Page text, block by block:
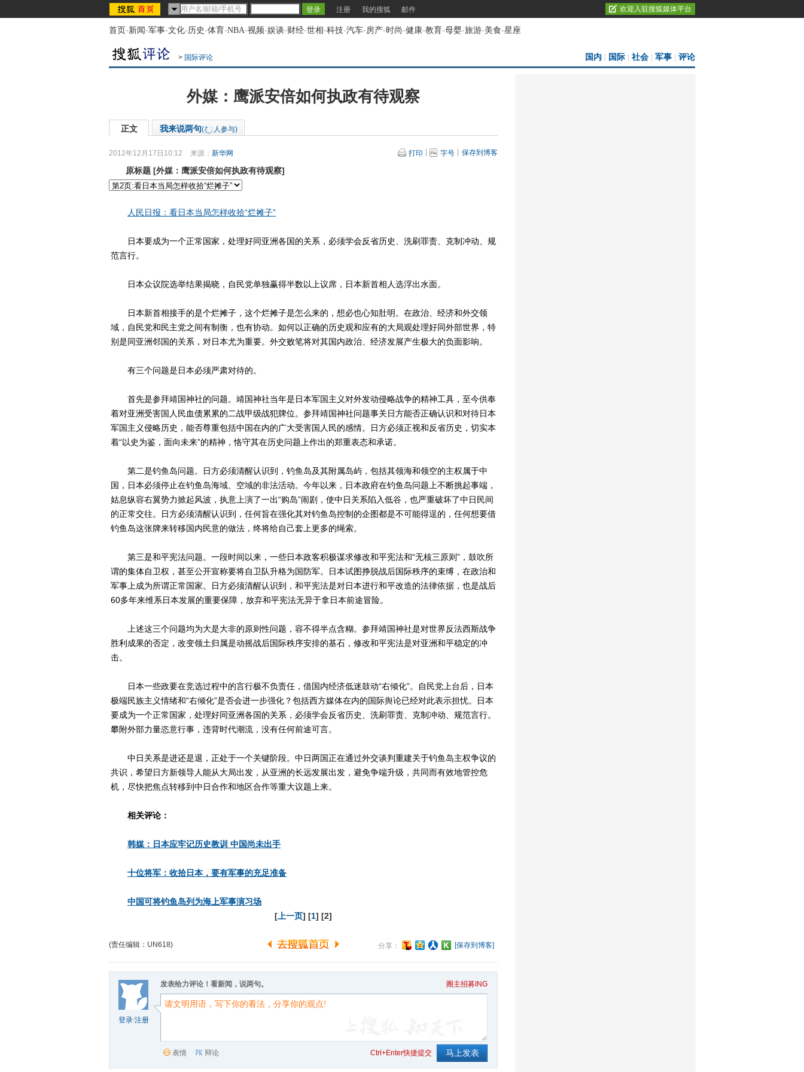
注册 我的搜狐 邮件 欢迎入驻搜狐媒体平台
首页-新闻-军事-文化-历史-体育-NBA-视频-娱谈-财经-世相-科技-汽车-房产-时尚-健康-教育-母婴-旅游-美食-星座
> 国际评论 国内 国际 社会 军事 评论
外媒：鹰派安倍如何执政有待观察
正文 我来说两句( 人参与)
2012年12月17日10:12 来源： 新华网 打印 字号 保存到博客
原标题 [外媒：鹰派安倍如何执政有待观察]
人民日报：看日本当局怎样收拾“烂摊子”
日本要成为一个正常国家，处理好同亚洲各国的关系，必须学会反省历史、洗刷罪责、克制冲动、规
范言行。
日本众议院选举结果揭晓，自民党单独赢得半数以上议席，日本新首相人选浮出水面。
日本新首相接手的是个烂摊子，这个烂摊子是怎么来的，想必也心知肚明。在政治、经济和外交领
域，自民党和民主党之间有制衡，也有协动。如何以正确的历史观和应有的大局观处理好同外部世界，特
别是同亚洲邻国的关系，对日本尤为重要。外交败笔将对其国内政治、经济发展产生极大的负面影响。
有三个问题是日本必须严肃对待的。
首先是参拜靖国神社的问题。靖国神社当年是日本军国主义对外发动侵略战争的精神工具，至今供奉
着对亚洲受害国人民血债累累的二战甲级战犯牌位。参拜靖国神社问题事关日方能否正确认识和对待日本
军国主义侵略历史，能否尊重包括中国在内的广大受害国人民的感情。日方必须正视和反省历史，切实本
着“以史为鉴，面向未来”的精神，恪守其在历史问题上作出的郑重表态和承诺。
第二是钓鱼岛问题。日方必须清醒认识到，钓鱼岛及其附属岛屿，包括其领海和领空的主权属于中
国，日本必须停止在钓鱼岛海域、空域的非法活动。今年以来，日本政府在钓鱼岛问题上不断挑起事端，
姑息纵容右翼势力掀起风波，执意上演了一出“购岛”闹剧，使中日关系陷入低谷，也严重破坏了中日民间
的正常交往。日方必须清醒认识到，任何旨在强化其对钓鱼岛控制的企图都是不可能得逞的，任何想要借
钓鱼岛这张牌来转移国内民意的做法，终将给自己套上更多的绳索。
第三是和平宪法问题。一段时间以来，一些日本政客积极谋求修改和平宪法和“无核三原则”，鼓吹所
谓的集体自卫权，甚至公开宣称要将自卫队升格为国防军。日本试图挣脱战后国际秩序的束缚，在政治和
军事上成为所谓正常国家。日方必须清醒认识到，和平宪法是对日本进行和平改造的法律依据，也是战后
60多年来维系日本发展的重要保障，放弃和平宪法无异于拿日本前途冒险。
上述这三个问题均为大是大非的原则性问题，容不得半点含糊。参拜靖国神社是对世界反法西斯战争
胜利成果的否定，改变领土归属是动摇战后国际秩序安排的基石，修改和平宪法是对亚洲和平稳定的冲
击。
日本一些政要在竞选过程中的言行极不负责任，借国内经济低迷鼓动“右倾化”。自民党上台后，日本
极端民族主义情绪和“右倾化”是否会进一步强化？包括西方媒体在内的国际舆论已经对此表示担忧。日本
要成为一个正常国家，处理好同亚洲各国的关系，必须学会反省历史、洗刷罪责、克制冲动、规范言行。
攀附外部力量恣意行事，违背时代潮流，没有任何前途可言。
中日关系是进还是退，正处于一个关键阶段。中日两国正在通过外交谈判重建关于钓鱼岛主权争议的
共识，希望日方新领导人能从大局出发，从亚洲的长远发展出发，避免争端升级，共同而有效地管控危
机，尽快把焦点转移到中日合作和地区合作等重大议题上来。
相关评论：
韩媒：日本应牢记历史教训 中国尚未出手
十位将军：收拾日本，要有军事的充足准备
中国可将钓鱼岛列为海上军事演习场
[ 上一页] [1] [2]
(责任编辑：UN618) 分享： [保存到博客]
登录/注册
发表给力评论！看新闻，说两句。 圈主招募ING
表情 辩论 Ctrl+Enter快捷提交